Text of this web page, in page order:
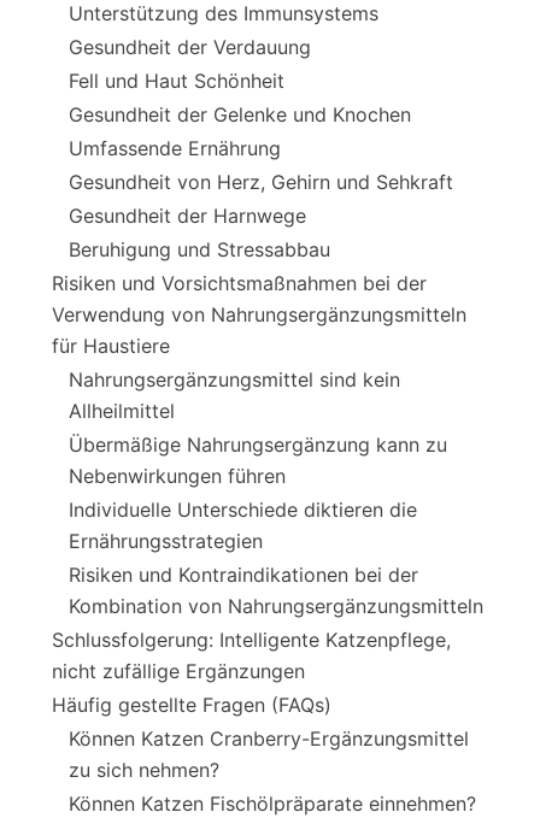
Unterstützung des Immunsystems
Gesundheit der Verdauung
Fell und Haut Schönheit
Gesundheit der Gelenke und Knochen
Umfassende Ernährung
Gesundheit von Herz, Gehirn und Sehkraft
Gesundheit der Harnwege
Beruhigung und Stressabbau
Risiken und Vorsichtsmaßnahmen bei der
Verwendung von Nahrungsergänzungsmitteln
für Haustiere
Nahrungsergänzungsmittel sind kein
Allheilmittel
Übermäßige Nahrungsergänzung kann zu
Nebenwirkungen führen
Individuelle Unterschiede diktieren die
Ernährungsstrategien
Risiken und Kontraindikationen bei der
Kombination von Nahrungsergänzungsmitteln
Schlussfolgerung: Intelligente Katzenpflege,
nicht zufällige Ergänzungen
Häufig gestellte Fragen (FAQs)
Können Katzen Cranberry-Ergänzungsmittel
zu sich nehmen?
Können Katzen Fischölpräparate einnehmen?